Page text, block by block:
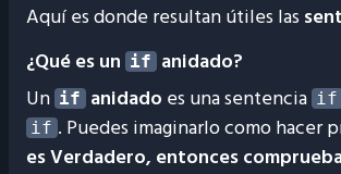
Aquí es donde resultan útiles las
¿Qué es un if anidado?
Un if anidado es una sentencia if
if . Puedes imaginarlo como hacer
es Verdadero, entonces